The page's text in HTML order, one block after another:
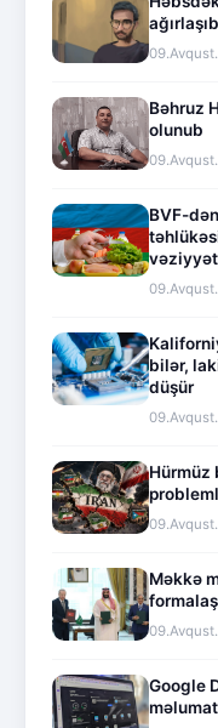
ağırlaşıb
Bəhruz
olunub
BVF-
bilər,
düşür
Hürmüz
Məkkə
Google